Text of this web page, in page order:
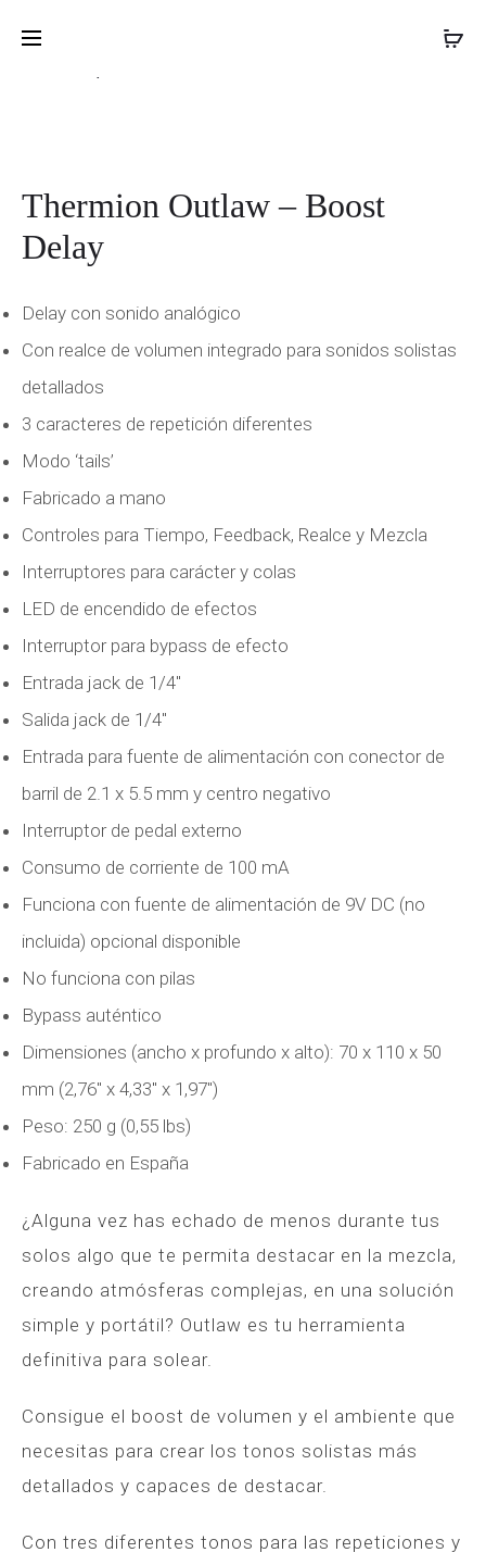
Inicio
Thermion Outlaw – Boost
Delay
Delay con sonido analógico
Con realce de volumen integrado para sonidos solistas
detallados
3 caracteres de repetición diferentes
Modo ‘tails’
Fabricado a mano
Controles para Tiempo, Feedback, Realce y Mezcla
Interruptores para carácter y colas
LED de encendido de efectos
Interruptor para bypass de efecto
Entrada jack de 1/4″
Salida jack de 1/4″
Entrada para fuente de alimentación con conector de
barril de 2.1 x 5.5 mm y centro negativo
Interruptor de pedal externo
Consumo de corriente de 100 mA
Funciona con fuente de alimentación de 9V DC (no
incluida) opcional disponible
No funciona con pilas
Bypass auténtico
Dimensiones (ancho x profundo x alto): 70 x 110 x 50
mm (2,76″ x 4,33″ x 1,97″)
Peso: 250 g (0,55 lbs)
Fabricado en España
¿Alguna vez has echado de menos durante tus
solos algo que te permita destacar en la mezcla,
creando atmósferas complejas, en una solución
simple y portátil? Outlaw es tu herramienta
definitiva para solear.
Consigue el boost de volumen y el ambiente que
necesitas para crear los tonos solistas más
detallados y capaces de destacar.
Con tres diferentes tonos para las repeticiones y